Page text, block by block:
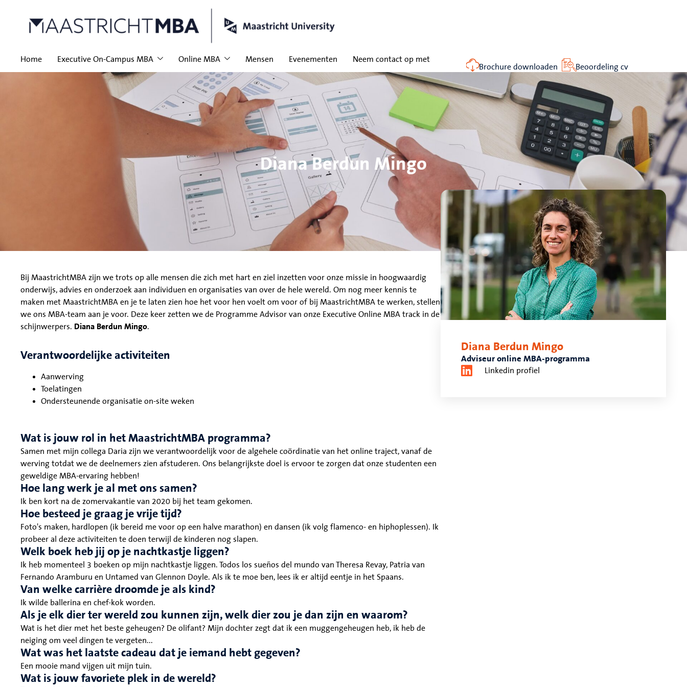
Home Executive On-Campus MBA Online MBA Mensen Evenementen
Neem contact op met
Brochure downloaden
Beoordeling cv
Diana Berdun Mingo
Bij MaastrichtMBA zijn we trots op alle mensen die zich met hart en ziel inzetten voor onze missie in hoogwaardig
onderwijs, advies en onderzoek aan individuen en organisaties van over de hele wereld. Om nog meer kennis te
maken met MaastrichtMBA en je te laten zien hoe het voor hen voelt om voor of bij MaastrichtMBA te werken, stellen
we ons MBA-team aan je voor. Deze keer zetten we de Programme Advisor van onze Executive Online MBA track in de
schijnwerpers. Diana Berdun Mingo.
Verantwoordelijke activiteiten
Aanwerving
Toelatingen
Ondersteunende organisatie on-site weken
Wat is jouw rol in het MaastrichtMBA programma?
Samen met mijn collega Daria zijn we verantwoordelijk voor de algehele coördinatie van het online traject, vanaf de
werving totdat we de deelnemers zien afstuderen. Ons belangrijkste doel is ervoor te zorgen dat onze studenten een
geweldige MBA-ervaring hebben!
Hoe lang werk je al met ons samen?
Ik ben kort na de zomervakantie van 2020 bij het team gekomen.
Hoe besteed je graag je vrije tijd?
Foto's maken, hardlopen (ik bereid me voor op een halve marathon) en dansen (ik volg flamenco- en hiphoplessen). Ik
probeer al deze activiteiten te doen terwijl de kinderen nog slapen.
Welk boek heb jij op je nachtkastje liggen?
Ik heb momenteel 3 boeken op mijn nachtkastje liggen. Todos los sueños del mundo van Theresa Revay, Patria van
Fernando Aramburu en Untamed van Glennon Doyle. Als ik te moe ben, lees ik er altijd eentje in het Spaans.
Van welke carrière droomde je als kind?
Ik wilde ballerina en chef-kok worden.
Als je elk dier ter wereld zou kunnen zijn, welk dier zou je dan zijn en waarom?
Wat is het dier met het beste geheugen? De olifant? Mijn dochter zegt dat ik een muggengeheugen heb, ik heb de
neiging om veel dingen te vergeten...
Wat was het laatste cadeau dat je iemand hebt gegeven?
Een mooie mand vijgen uit mijn tuin.
Wat is jouw favoriete plek in de wereld?
Diana Berdun Mingo
Adviseur online MBA-programma
Linkedin profiel